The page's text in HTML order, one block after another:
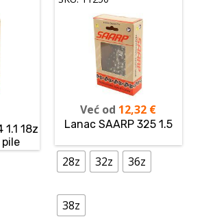
1.1 18z
Već od 12,32 €
Lanac SAARP 325 1.5
28z 32z 36z
38z